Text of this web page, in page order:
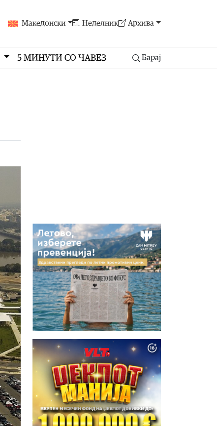
Македонски Неделник Архива
5 МИНУТИ СО ЧАВЕЗ Барај